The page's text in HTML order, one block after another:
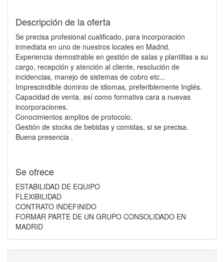
Descripción de la oferta
Se precisa profesional cualificado, para incorporación
inmediata en uno de nuestros locales en Madrid.
Experiencia demostrable en gestión de salas y plantillas a su
cargo, recepción y atención al cliente, resolución de
incidencias, manejo de sistemas de cobro etc...
Imprescindible dominio de idiomas, preferiblemente Inglés.
Capacidad de venta, así como formativa cara a nuevas
incorporaciones.
Conocimientos amplios de protocolo.
Gestión de stocks de bebidas y comidas, si se precisa.
Buena presencia .
Se ofrece
ESTABILIDAD DE EQUIPO
FLEXIBILIDAD
CONTRATO INDEFINIDO
FORMAR PARTE DE UN GRUPO CONSOLIDADO EN
MADRID